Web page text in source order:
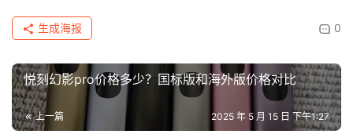
0
生成海报
悦刻幻影pro价格多少？国标版和海外版价格对比
上一篇 2025 年 5 月 15 日 下午1:27